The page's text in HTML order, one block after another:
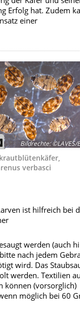
Erfolg hat. Zudem
einer
Bildrechte:©LAVES/
verbasci
ist hilfreich bei
werden (auch
nach jedem
wird. Das
werden. Textilien
können (vorsorglich)
möglich bei 60